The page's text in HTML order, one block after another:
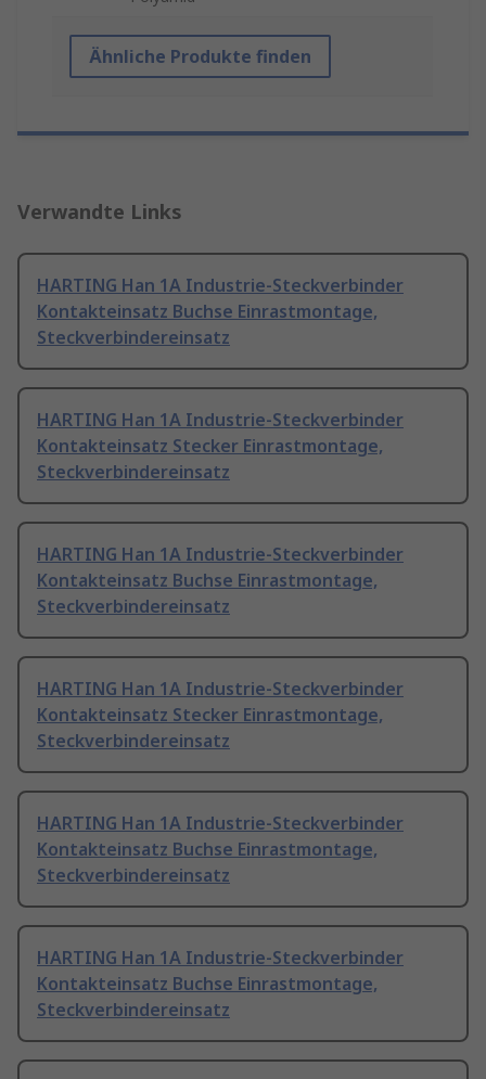
Ähnliche Produkte finden
Verwandte Links
HARTING Han 1A Industrie-Steckverbinder
Kontakteinsatz Buchse Einrastmontage,
Steckverbindereinsatz
HARTING Han 1A Industrie-Steckverbinder
Kontakteinsatz Stecker Einrastmontage,
Steckverbindereinsatz
HARTING Han 1A Industrie-Steckverbinder
Kontakteinsatz Buchse Einrastmontage,
Steckverbindereinsatz
HARTING Han 1A Industrie-Steckverbinder
Kontakteinsatz Stecker Einrastmontage,
Steckverbindereinsatz
HARTING Han 1A Industrie-Steckverbinder
Kontakteinsatz Buchse Einrastmontage,
Steckverbindereinsatz
HARTING Han 1A Industrie-Steckverbinder
Kontakteinsatz Buchse Einrastmontage,
Steckverbindereinsatz